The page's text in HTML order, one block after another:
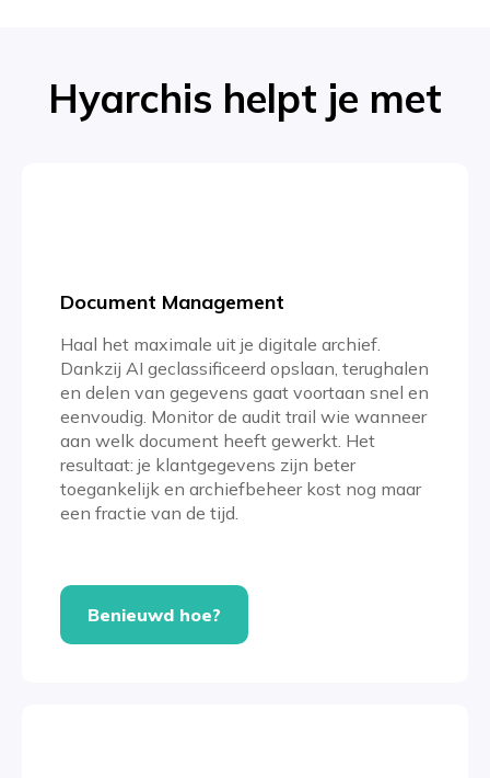
Hyarchis helpt je met
Document Management
Haal het maximale uit je digitale archief.
Dankzij AI geclassificeerd opslaan, terughalen
en delen van gegevens gaat voortaan snel en
eenvoudig. Monitor de audit trail wie wanneer
aan welk document heeft gewerkt. Het
resultaat: je klantgegevens zijn beter
toegankelijk en archiefbeheer kost nog maar
een fractie van de tijd.
Benieuwd hoe?